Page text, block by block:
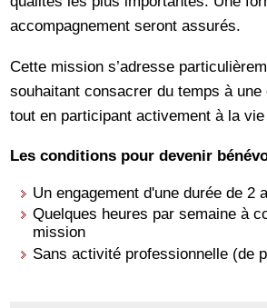
accompagnement seront assurés.
Cette mission s’adresse
souhaitant consacrer du temps à
tout en participant activement à la
Les conditions pour devenir
Un engagement d'une durée de 2
Quelques heures par semaine à
mission
Sans activité professionnelle (de